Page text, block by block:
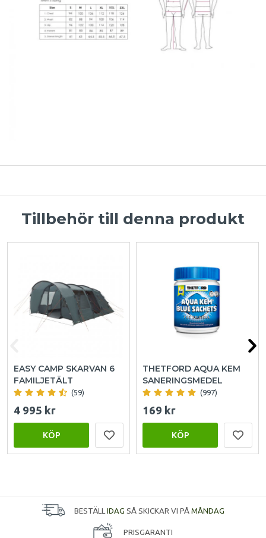
Tillbehör till denna produkt
EASY CAMP SKARVAN 6
FAMILJETÄLT
(59)
4 995 kr
KÖP
THETFORD AQUA KEM
SANERINGSMEDEL
(997)
169 kr
KÖP
BESTÄLL IDAG SÅ SKICKAR VI PÅ MÅNDAG
PRISGARANTI